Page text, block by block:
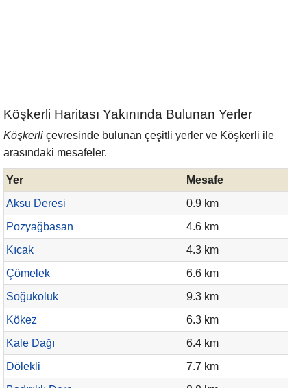
Köşkerli Haritası Yakınında Bulunan Yerler
Köşkerli çevresinde bulunan çeşitli yerler ve Köşkerli ile
arasındaki mesafeler.
Yer
Mesafe
Aksu Deresi
0.9 km
Pozyağbasan
4.6 km
Kıcak
4.3 km
Çömelek
6.6 km
Soğukoluk
9.3 km
Kökez
6.3 km
Kale Dağı
6.4 km
Dölekli
7.7 km